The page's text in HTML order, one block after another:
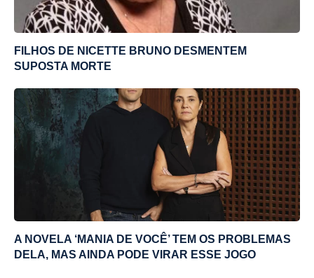
FILHOS DE NICETTE BRUNO DESMENTEM
SUPOSTA MORTE
A NOVELA ‘MANIA DE VOCÊ’ TEM OS PROBLEMAS
DELA, MAS AINDA PODE VIRAR ESSE JOGO